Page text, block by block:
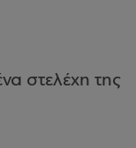
στελέχη της